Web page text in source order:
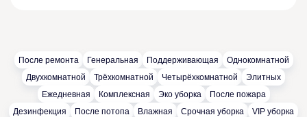
После ремонта Генеральная Поддерживающая
Однокомнатной
Двухкомнатной
Трёхкомнатной Четырёхкомнатной
Элитных
Ежедневная
Комплексная Эко уборка
После пожара
Дезинфекция
После потопа Влажная Cрочная уборка
VIP уборка